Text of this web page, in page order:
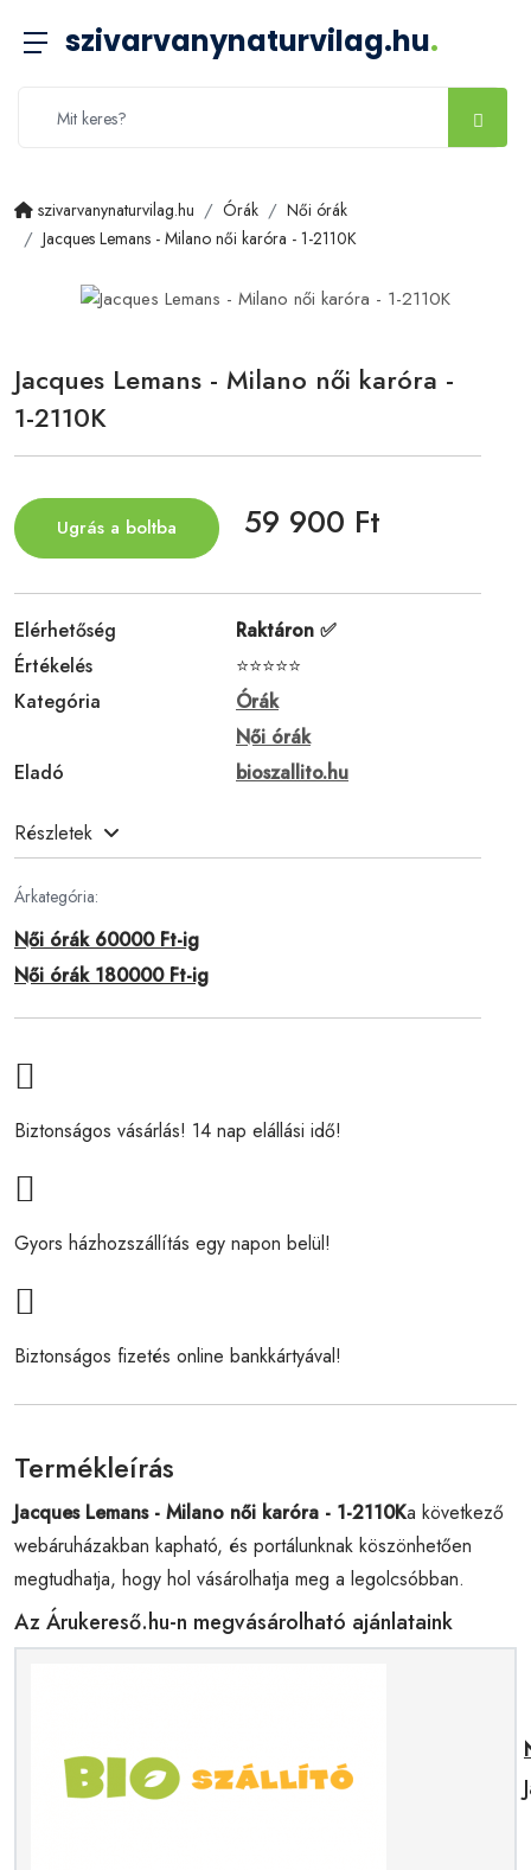
szivarvanynaturvilag.hu.
szivarvanynaturvilag.hu Órák
Női órák
Jacques Lemans - Milano női karóra - 1-2110K
Jacques Lemans - Milano női karóra -
1-2110K
Ugrás a boltba 59 900 Ft
Elérhetőség
Raktáron ✅
Értékelés
⭐⭐⭐⭐⭐
Kategória
Órák
Női órák
Eladó
bioszallito.hu
Részletek
Árkategória:
Női órák 60000 Ft-ig
Női órák 180000 Ft-ig
Biztonságos vásárlás! 14 nap elállási idő!
Gyors házhozszállítás egy napon belül!
Biztonságos fizetés online bankkártyával!
Termékleírás
Jacques Lemans - Milano női karóra - 1-2110Ka következő
webáruházakban kapható, és portálunknak köszönhetően
megtudhatja, hogy hol vásárolhatja meg a legolcsóbban.
Az Árukereső.hu-n megvásárolható ajánlataink